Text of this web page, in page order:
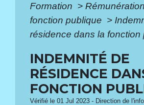
Formation >
fonction publique >
résidence dans la fonction
INDEMNITÉ DE
RÉSIDENCE
FONCTION
Vérifié le 01 Jul 2023 - Direction de